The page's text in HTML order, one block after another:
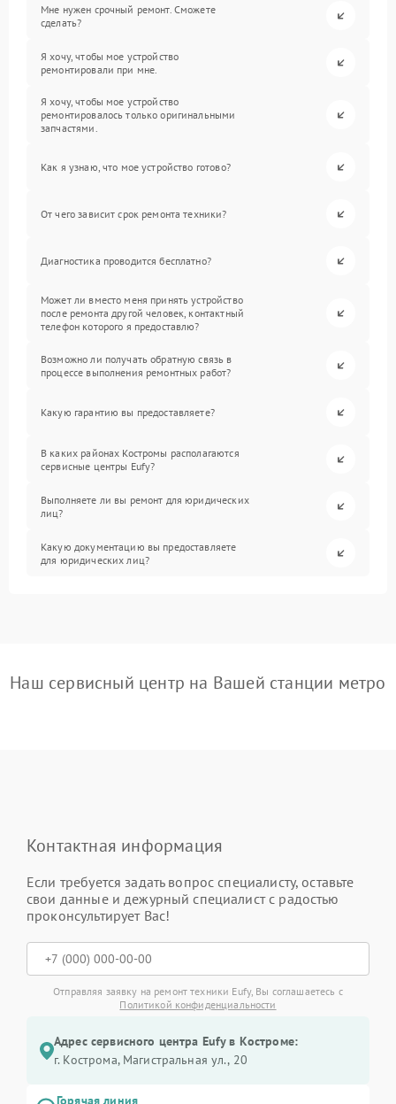
Мне нужен срочный ремонт. Сможете
сделать?
Я хочу, чтобы мое устройство
ремонтировали при мне.
Я хочу, чтобы мое устройство
ремонтировалось только оригинальными
запчастями.
Как я узнаю, что мое устройство готово?
От чего зависит срок ремонта техники?
Диагностика проводится бесплатно?
Может ли вместо меня принять устройство
после ремонта другой человек, контактный
телефон которого я предоставлю?
Возможно ли получать обратную связь в
процессе выполнения ремонтных работ?
Какую гарантию вы предоставляете?
В каких районах Костромы располагаются
сервисные центры Eufy?
Выполняете ли вы ремонт для юридических
лиц?
Какую документацию вы предоставляете
для юридических лиц?
Наш сервисный центр на Вашей станции метро
Контактная информация
Если требуется задать вопрос специалисту, оставьте
свои данные и дежурный специалист с радостью
проконсультирует Вас!
Отправляя заявку на ремонт техники Eufy, Вы соглашаетесь с
Политикой конфиденциальности
Адрес сервисного центра Eufy в Костроме:
г. Кострома, Магистральная ул., 20
Горячая линия